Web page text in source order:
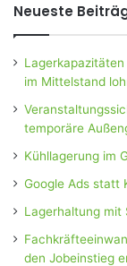
Neueste
im Mittelstand
temporäre
Kühllagerung im
Google Ads statt
Lagerhaltung mit
den Jobeinstieg